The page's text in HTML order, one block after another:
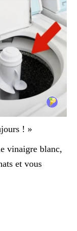
! »
vinaigre blanc,
et vous